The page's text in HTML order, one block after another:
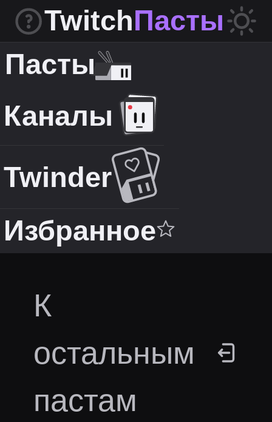
TwitchПасты
Пасты
Каналы
Twinder
Избранное
К
остальным
пастам